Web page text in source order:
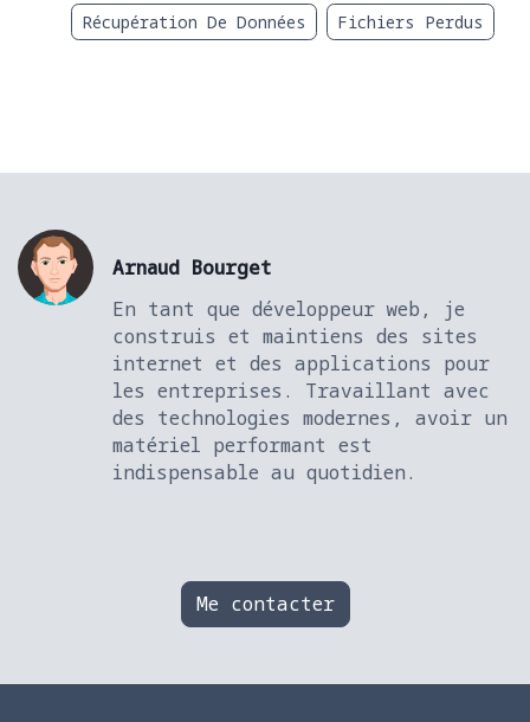
Récupération De Données Fichiers Perdus
Arnaud Bourget
En tant que développeur web, je
construis et maintiens des sites
internet et des applications pour
les entreprises. Travaillant avec
des technologies modernes, avoir un
matériel performant est
indispensable au quotidien.
Me contacter